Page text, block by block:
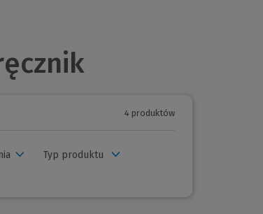
4 produktów
Typ produktu